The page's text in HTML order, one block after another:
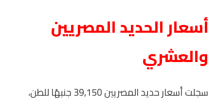
أسعار الحديد المصريين
والعشري
سجلت أسعار حديد المصريين 39,150 جنيهًا للطن،